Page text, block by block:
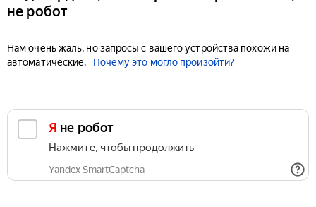
не робот
Нам очень жаль, но запросы с вашего устройства похожи на
автоматические.
Почему это могло произойти?
Я не робот
Нажмите, чтобы продолжить
Yandex SmartCaptcha